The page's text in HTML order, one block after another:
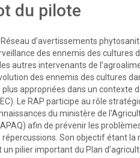
du pilote
Réseau d’avertissements
des ennemis des cultures
autres intervenants de
des ennemis des cultures
plus appropriées dans un contexte
Le RAP participe au rôle
du ministère de
afin de prévenir les
répercussions. Son objectif étant la
un pilier important du Plan